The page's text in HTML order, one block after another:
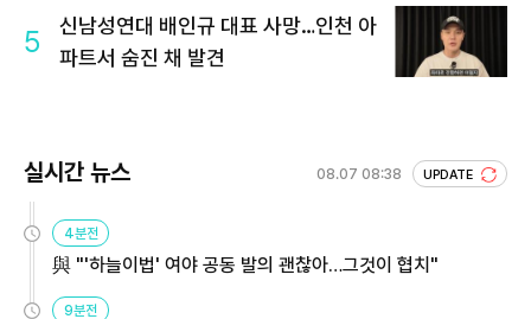
5
신남성연대 배인규 대표 사망…인천 아
파트서 숨진 채 발견
실시간 뉴스 08.07 08:38 UPDATE
4분전
與 "'하늘이법' 여야 공동 발의 괜찮아…그것이 협치"
9분전